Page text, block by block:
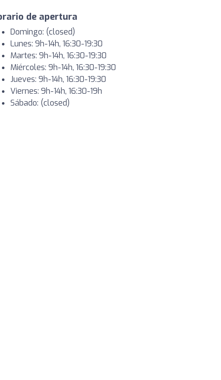
de apertura
Domingo: (closed)
Lunes: 9h-14h, 16:30-19:30
Martes: 9h-14h, 16:30-19:30
Miércoles: 9h-14h, 16:30-19:30
Jueves: 9h-14h, 16:30-19:30
Viernes: 9h-14h, 16:30-19h
Sábado: (closed)